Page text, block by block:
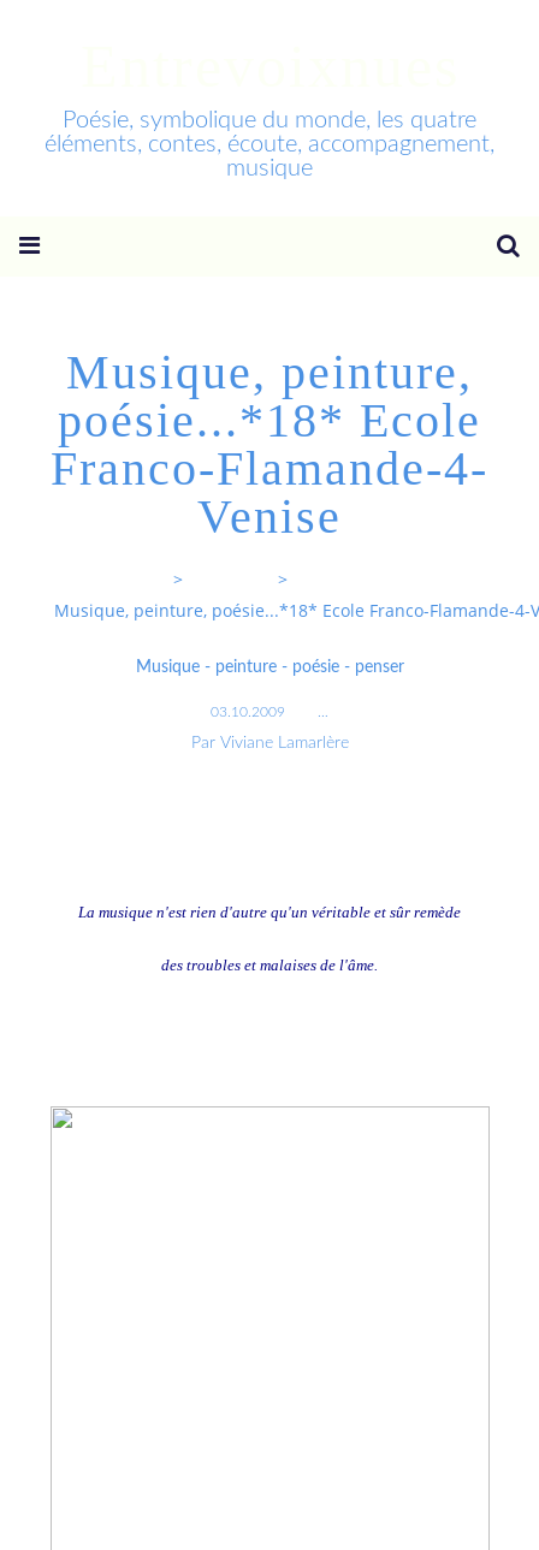
Poésie, symbolique du monde, les quatre
éléments, contes, écoute, accompagnement,
musique
Musique, peinture,
poésie...*18* Ecole
Franco-Flamande-4-
Venise
>
>
Musique, peinture, poésie...*18* Ecole Franco-Flamande-4-
Musique - peinture - poésie - penser
03.10.2009
Par Viviane Lamarlère
La musique n'est rien d'autre qu'un véritable et sûr remède
des troubles et malaises de l'âme.